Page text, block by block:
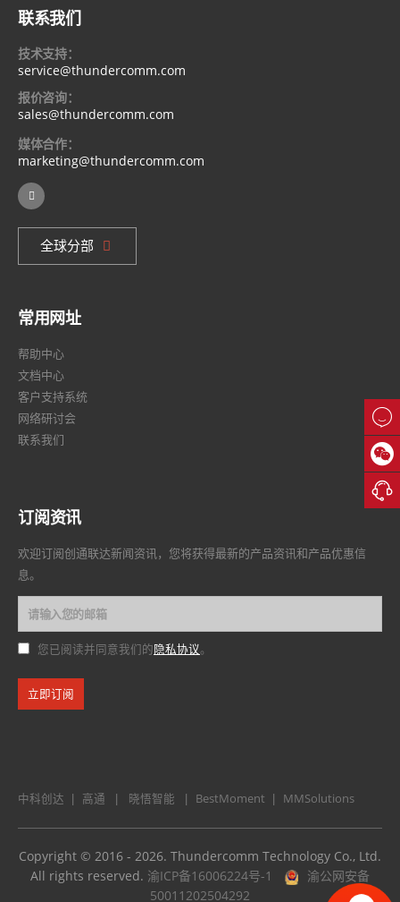
联系我们
技术支持：
service@thundercomm.com
报价咨询：
sales@thundercomm.com
媒体合作：
marketing@thundercomm.com
全球分部
常用网址
帮助中心
文档中心
客户支持系统
网络研讨会
联系我们
订阅资讯
欢迎订阅创通联达新闻资讯，您将获得最新的产品资讯和产品优惠信
息。
您已阅读并同意我们的隐私协议。
中科创达 高通 晓悟智能 BestMoment MMSolutions
Copyright © 2016 - 2026. Thundercomm Technology Co., Ltd.
All rights reserved. 渝ICP备16006224号-1
渝公网安备
50011202504292


